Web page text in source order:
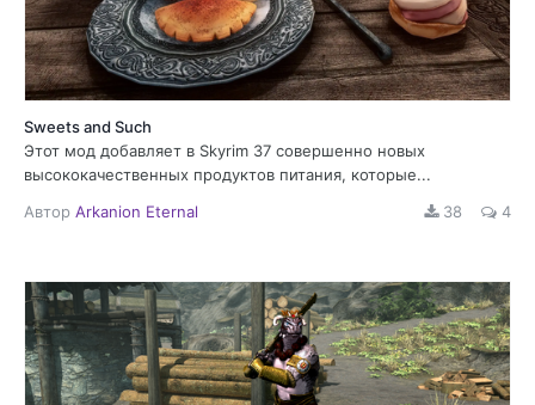
Sweets and Such
Этот мод добавляет в Skyrim 37 совершенно новых
высококачественных продуктов питания, которые...
Автор Arkanion Eternal 38 4